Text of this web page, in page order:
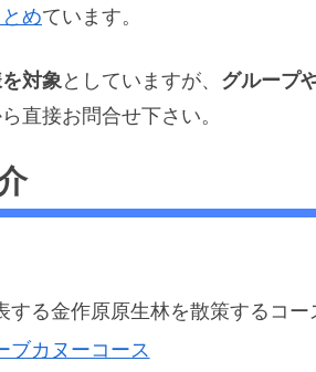
めています。
対象 としていますが、 グループ
直接お問合せ下さい。
る金作原原生林を散策するコー
ブカヌーコース